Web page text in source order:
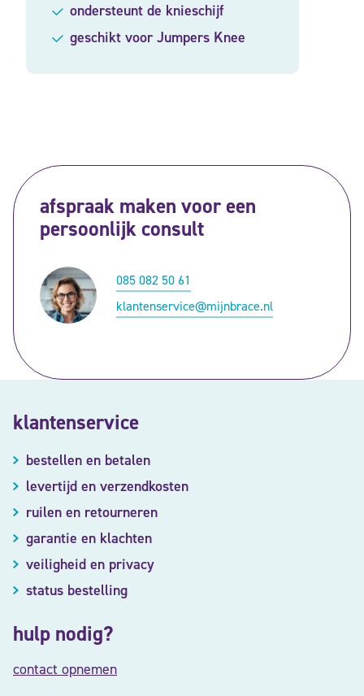
ondersteunt de knieschijf
geschikt voor Jumpers Knee
afspraak maken voor een
persoonlijk consult
085 082 50 61
klantenservice@mijnbrace.nl
klantenservice
bestellen en betalen
levertijd en verzendkosten
ruilen en retourneren
garantie en klachten
veiligheid en privacy
status bestelling
hulp nodig?
contact opnemen